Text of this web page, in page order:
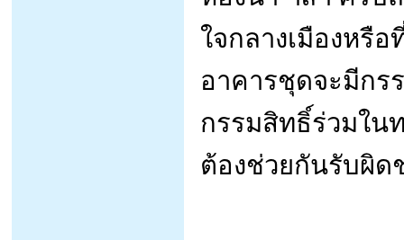
ใจกลางเมืองหรื
อาคารชุดจะมีกร
กรรมสิทธิ์ร่วมใน
ต้องช่วยกันรับผิด